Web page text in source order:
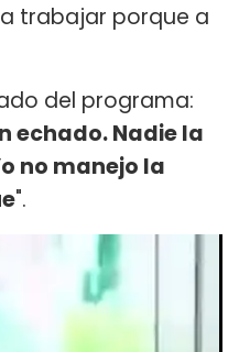
trabajar porque a
del programa:
echado. Nadie la
no manejo la
".